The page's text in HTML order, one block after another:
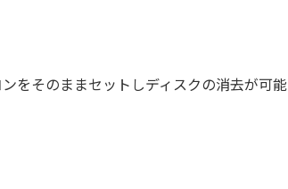
をそのままセットしディスクの消去が可能